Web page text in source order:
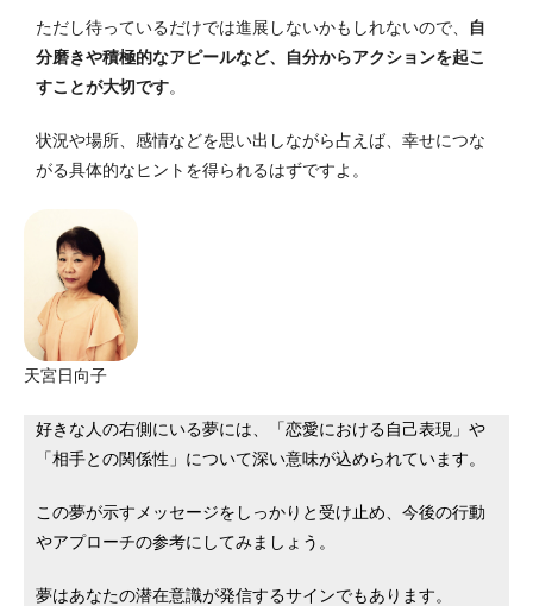
ただし待っているだけでは進展しないかもしれないので、
自
分磨きや積極的なアピールなど、自分からアクションを起こ
すことが大切です。
状況や場所、感情などを思い出しながら占えば、幸せにつな
がる具体的なヒントを得られるはずですよ。
天宮日向子
好きな人の右側にいる夢には、「恋愛における自己表現」や
「相手との関係性」について深い意味が込められています。
この夢が示すメッセージをしっかりと受け止め、今後の行動
やアプローチの参考にしてみましょう。
夢はあなたの潜在意識が発信するサインでもあります。